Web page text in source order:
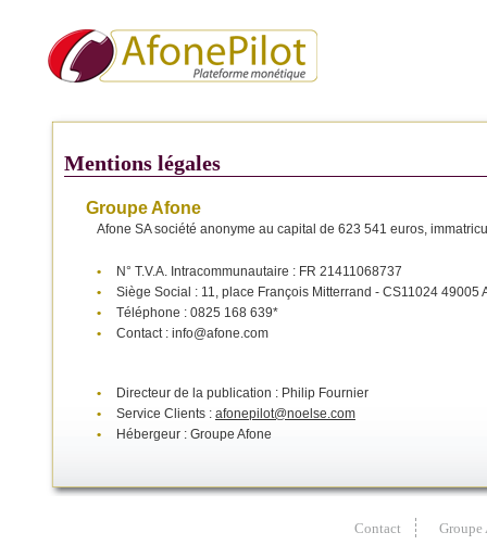
Mentions légales
Groupe Afone
Afone SA société anonyme au capital de 623 541 euros,
•
N° T.V.A. Intracommunautaire : FR 21411068737
•
Siège Social : 11, place François Mitterrand - CS11024 49005
•
Téléphone : 0825 168 639*
•
Contact : info@afone.com
•
Directeur de la publication : Philip Fournier
•
Service Clients : afonepilot@noelse.com
•
Hébergeur : Groupe Afone
Contact Groupe